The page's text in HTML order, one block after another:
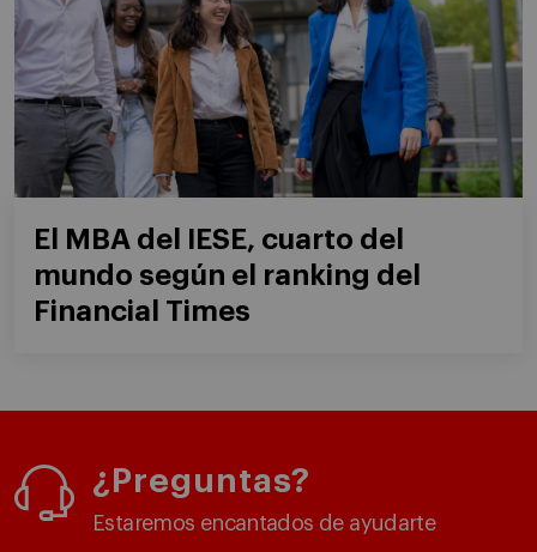
El MBA del IESE, cuarto del
mundo según el ranking del
Financial Times
¿Preguntas?
Estaremos encantados de ayudarte